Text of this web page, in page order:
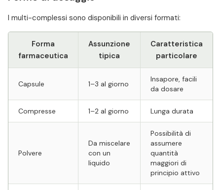
I multi-complessi sono disponibili in diversi formati:
Forma
farmaceutica
Assunzione
tipica
Caratteristica
particolare
Capsule 1–3 al giorno
Insapore, facili
da dosare
Compresse 1–2 al giorno Lunga durata
Polvere
Da miscelare
con un
liquido
Possibilità di
assumere
quantità
maggiori di
principio attivo